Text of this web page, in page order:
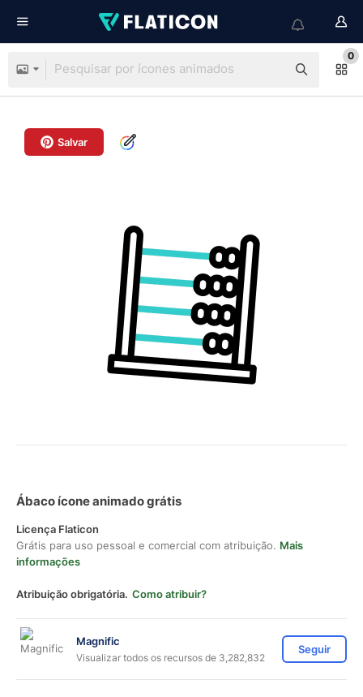
0
Salvar
Ábaco ícone animado grátis
Licença Flaticon
Grátis para uso pessoal e comercial com atribuição. Mais
informações
Atribuição obrigatória. Como atribuir?
Magnific
Visualizar todos os recursos de 3,282,832
Seguir